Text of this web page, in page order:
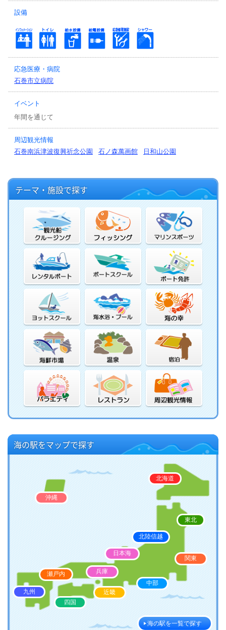
テーマ・施設で探す
海の駅をマップで探す
沖縄
北海道
北陸信越
日本海
兵庫
東北
瀬戸内
九州
四国
近畿
関東
中部
海の駅を一覧で探す
設備
応急医療・病院
石巻市立病院
イベント
年間を通じて
周辺観光情報
石巻南浜津波復興祈念公園
石ノ森萬画館 日和山公園